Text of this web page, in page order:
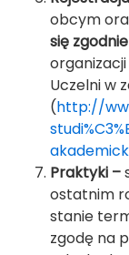
obcym
się zgodnie
Uczelni w
(http://
Praktyki –
ostatnim
stanie
zgodę na